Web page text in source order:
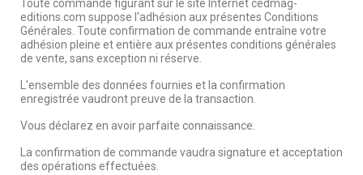
Toute commande figurant sur le site Internet cedmag-
editions.com suppose l'adhésion aux présentes Conditions
Générales. Toute confirmation de commande entraîne votre
adhésion pleine et entière aux présentes conditions générales
de vente, sans exception ni réserve.
L'ensemble des données fournies et la confirmation
enregistrée vaudront preuve de la transaction.
Vous déclarez en avoir parfaite connaissance.
La confirmation de commande vaudra signature et acceptation
des opérations effectuées.